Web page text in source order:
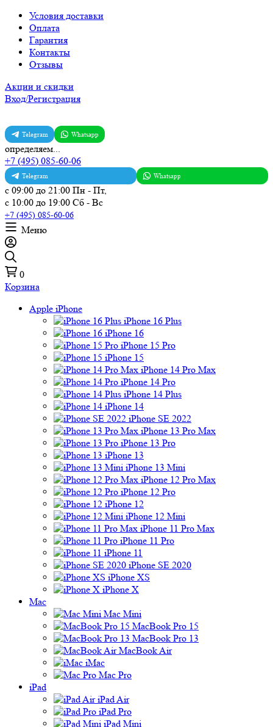
Условия доставки
Оплата
Гарантия
Контакты
Отзывы
Акции и скидки
Вход/Регистрация
Telegram Whatsapp
определяем...
+7 (495) 085-60-06
Telegram Whatsapp
с 09:00 до 21:00 Пн - Пт,
с 10:00 до 19:00 Сб - Вс
+7 (495) 085-60-06
Меню
0
Корзина
Apple iPhone
iPhone 16 Plus
iPhone 16
iPhone 15 Pro
iPhone 15
iPhone 14 Pro Max
iPhone 14 Pro
iPhone 14 Plus
iPhone 14
iPhone SE 2022
iPhone 13 Pro Max
iPhone 13 Pro
iPhone 13
iPhone 13 Mini
iPhone 12 Pro Max
iPhone 12 Pro
iPhone 12
iPhone 12 Mini
iPhone 11 Pro Max
iPhone 11 Pro
iPhone 11
iPhone SE 2020
iPhone XS
iPhone X
Mac
Mac Mini
MacBook Pro 15
MacBook Pro 13
MacBook Air
iMac
Mac Pro
iPad
iPad Air
iPad Pro
iPad Mini